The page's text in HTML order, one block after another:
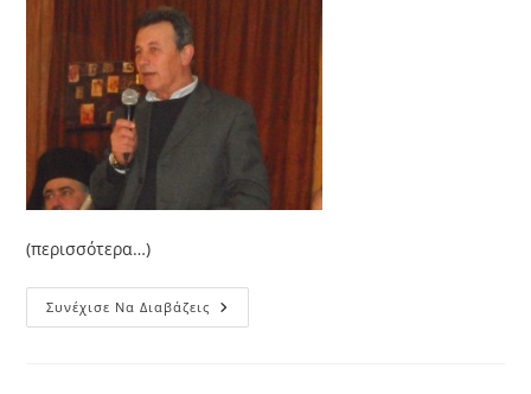
(περισσότερα…)
Συνέχισε Να Διαβάζεις Κοπή
Βασιλόπιτας